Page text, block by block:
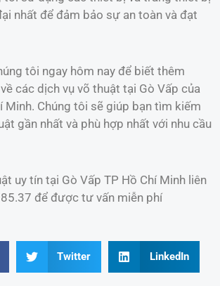
nhất để đảm bảo sự an toàn và đạt
tôi ngay hôm nay để biết thêm
các dịch vụ võ thuật tại Gò Vấp của
Minh. Chúng tôi sẽ giúp bạn tìm kiếm
gần nhất và phù hợp nhất với nhu cầu
uy tín tại Gò Vấp TP Hồ Chí Minh liên
để được tư vấn miễn phí
Twitter LinkedIn